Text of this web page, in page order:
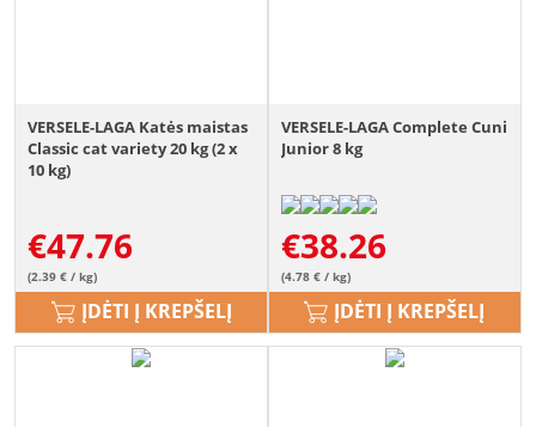
VERSELE-LAGA Katės maistas
Classic cat variety 20 kg (2 x
10 kg)
€47.76
(2.39 € / kg)
ĮDĖTI Į KREPŠELĮ
VERSELE-LAGA Complete Cuni
Junior 8 kg
€38.26
(4.78 € / kg)
ĮDĖTI Į KREPŠELĮ